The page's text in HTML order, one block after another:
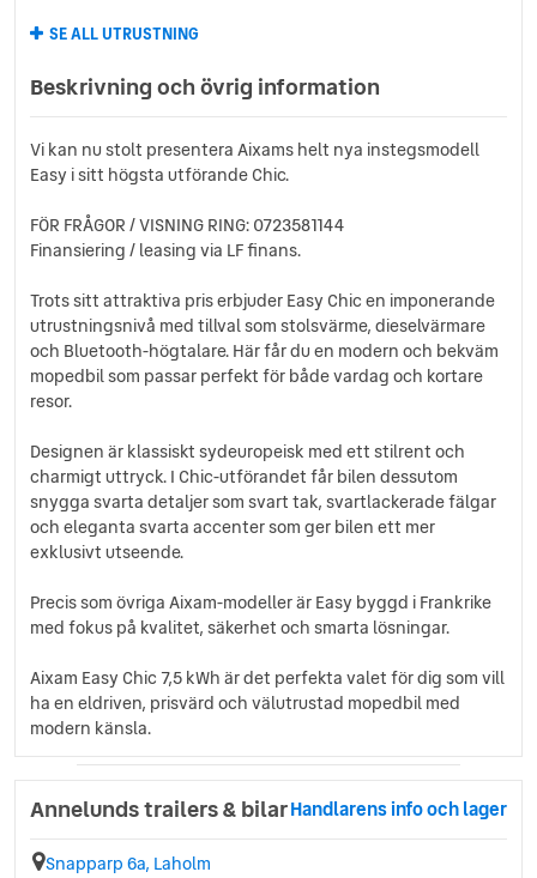
SE ALL UTRUSTNING
Beskrivning och övrig information
Vi kan nu stolt presentera Aixams helt nya instegsmodell
Easy i sitt högsta utförande Chic.
FÖR FRÅGOR / VISNING RING: 0723581144
Finansiering / leasing via LF finans.
Trots sitt attraktiva pris erbjuder Easy Chic en imponerande
utrustningsnivå med tillval som stolsvärme, dieselvärmare
och Bluetooth-högtalare. Här får du en modern och bekväm
mopedbil som passar perfekt för både vardag och kortare
resor.
Designen är klassiskt sydeuropeisk med ett stilrent och
charmigt uttryck. I Chic-utförandet får bilen dessutom
snygga svarta detaljer som svart tak, svartlackerade fälgar
och eleganta svarta accenter som ger bilen ett mer
exklusivt utseende.
Precis som övriga Aixam-modeller är Easy byggd i Frankrike
med fokus på kvalitet, säkerhet och smarta lösningar.
Aixam Easy Chic 7,5 kWh är det perfekta valet för dig som vill
ha en eldriven, prisvärd och välutrustad mopedbil med
modern känsla.
Annelunds trailers & bilarHandlarens info och lager
Snapparp 6a, Laholm